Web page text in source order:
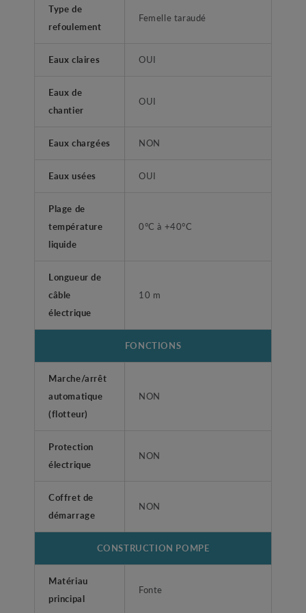
Type de
refoulement
Femelle taraudé
Eaux claires OUI
Eaux de
chantier
OUI
Eaux chargées NON
Eaux usées OUI
Plage de
température
liquide
0°C à +40°C
Longueur de
câble
électrique
10 m
FONCTIONS
Marche/arrêt
automatique
(flotteur)
NON
Protection
électrique
NON
Coffret de
démarrage
NON
CONSTRUCTION POMPE
Matériau
principal
Fonte